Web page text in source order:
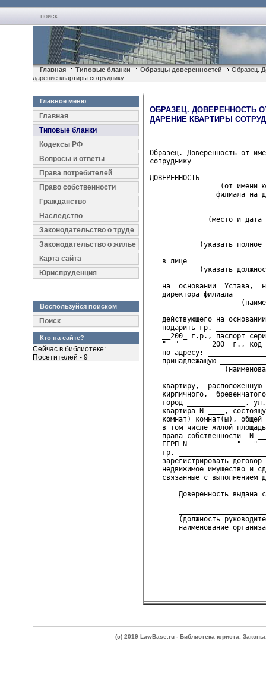
Главная Типовые бланки Образцы доверенностей
Образец.
дарение квартиры сотруднику
Главное меню
Главная
Типовые бланки
Кодексы РФ
Вопросы и ответы
Права потребителей
Право собственности
Гражданство
Наследство
Законодательство о труде
Законодательство о жилье
Карта сайта
Юриспруденция
Воспользуйся поиском
Поиск
Кто на сайте?
Сейчас в библиотеке:
Посетителей - 9
ОБРАЗЕЦ. ДОВЕРЕННОСТЬ
ДАРЕНИЕ КВАРТИРЫ
Образец. Доверенность от
сотруднику
ДОВЕРЕННОСТЬ
(от имени
филиала на дарение
(место и дата выдачи
(указать полное
в лице
(указать должность
на  основании  Устава,
директора филиала
(наименование
действующего на
подарить гр.
__200_ г.р., паспорт серии
"__"_______ 200_ г., код
по адресу:
принадлежащую
(наименование
квартиру,  расположенную
кирпичного,
город ______________, ул.
квартира N ____,
комнат) комнат(ы), общей
в том числе жилой
права собственности  N
ЕГРП N __________
гр.
зарегистрировать договор
недвижимое имущество и
связанные с выполнением
Доверенность выдана
(должность руководителя
наименование
(c) 2019 LawBase.ru - Библиотека юриста.